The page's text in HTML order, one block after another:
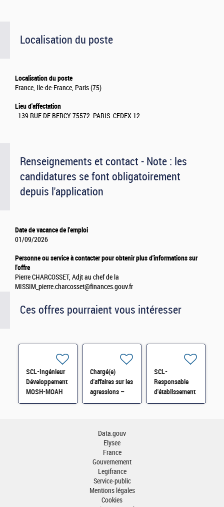
Localisation du poste
Localisation du poste
France, Ile-de-France, Paris (75)
Lieu d'affectation
139 RUE DE BERCY 75572 PARIS CEDEX 12
Renseignements et contact - Note : les
candidatures se font obligatoirement
depuis l'application
Date de vacance de l'emploi
01/09/2026
Personne ou service à contacter pour obtenir plus d'informations sur
l'offre
Pierre CHARCOSSET, Adjt au chef de la
MISSIM_pierre.charcosset@finances.gouv.fr
Ces offres pourraient vous intéresser
SCL-Ingénieur
Développement
MOSH-MOAH
H/F
Chargé(e)
d'affaires sur les
agressions –
référent
SCL-
Responsable
d'établissement
Paris H/F H/F
Data.gouv
Elysee
France
Gouvernement
Legifrance
Service-public
Mentions légales
Cookies